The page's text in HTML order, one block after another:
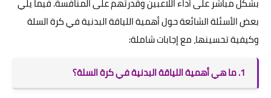
بعض الأسئلة الشائعة حول أهمية اللياقة البدنية في كرة السلة
وكيفية تحسينها، مع إجابات شاملة:
1. ما هي أهمية اللياقة البدنية في كرة السلة؟